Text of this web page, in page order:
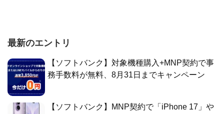
最新のエントリ
【ソフトバンク】対象機種購入+MNP契約で事
務手数料が無料、8月31日までキャンペーン
【ソフトバンク】MNP契約で「iPhone 17」や